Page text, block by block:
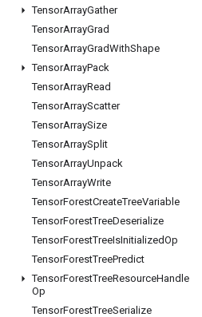
TensorArrayGather
TensorArrayGrad
TensorArrayGradWithShape
TensorArrayPack
TensorArrayRead
TensorArrayScatter
TensorArraySize
TensorArraySplit
TensorArrayUnpack
TensorArrayWrite
TensorForestCreateTreeVariable
TensorForestTreeDeserialize
TensorForestTreeIsInitializedOp
TensorForestTreePredict
TensorForestTreeResourceHandle
Op
TensorForestTreeSerialize